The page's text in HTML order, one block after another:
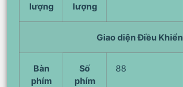
lượng
lượng
Giao diện Điều Khiển
Bàn
phím
Số
phím
88